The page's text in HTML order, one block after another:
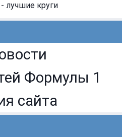
лучшие круги
Формулы 1
сайта